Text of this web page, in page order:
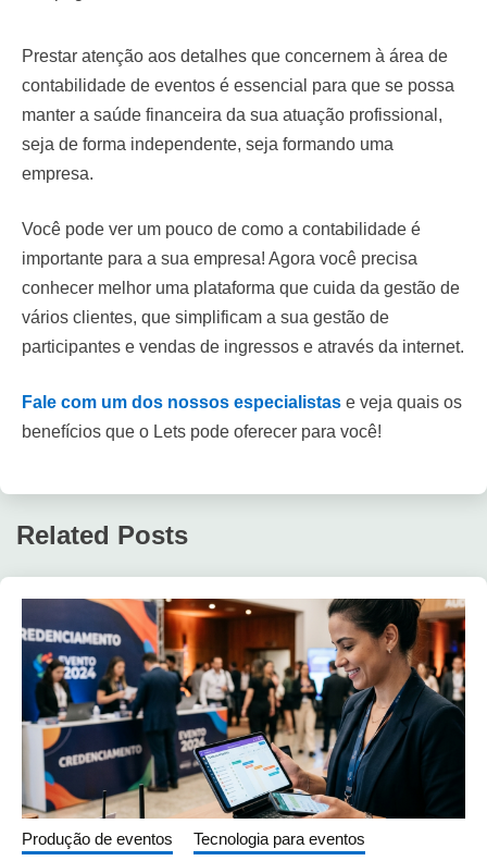
Prestar atenção aos detalhes que concernem à área de
contabilidade de eventos é essencial para que se possa
manter a saúde financeira da sua atuação profissional,
seja de forma independente, seja formando uma
empresa.
Você pode ver um pouco de como a contabilidade é
importante para a sua empresa! Agora você precisa
conhecer melhor uma plataforma que cuida da gestão de
vários clientes, que simplificam a sua gestão de
participantes e vendas de ingressos e através da internet.
Fale com um dos nossos especialistas e veja quais os
benefícios que o Lets pode oferecer para você!
Related Posts
Produção de eventos Tecnologia para eventos